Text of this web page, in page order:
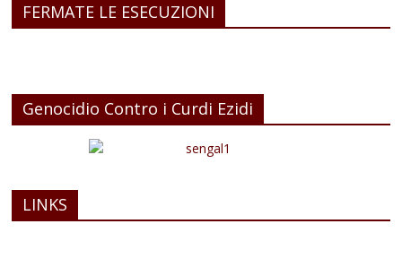
FERMATE LE ESECUZIONI
Genocidio Contro i Curdi Ezidi
LINKS